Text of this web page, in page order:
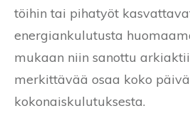
töihin tai pihatyöt
energiankulutusta
mukaan niin sanottu
merkittävää osaa koko
kokonaiskulutuksesta.